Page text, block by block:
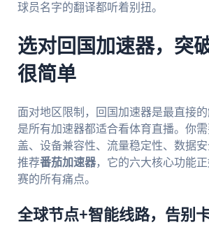
球员名字的翻译都听着别扭。
选对回国加速器，突
很简单
面对地区限制，回国加速器是最直接
是所有加速器都适合看体育直播。你
盖、设备兼容性、流量稳定性、数据
推荐番茄加速器，它的六大核心功能
赛的所有痛点。
全球节点+智能线路，告别